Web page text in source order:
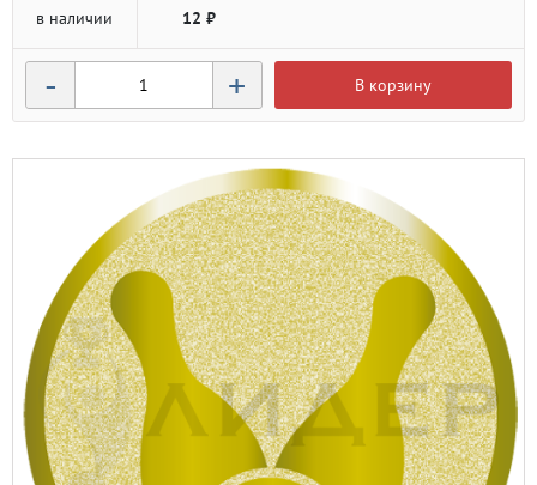
в наличии 12 ₽
- + В корзину